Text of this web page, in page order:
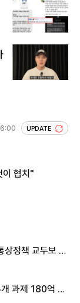
UPDATE
협치"
정책 교두보 활
과제 180억 지